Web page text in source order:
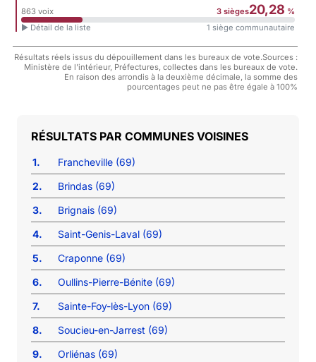
863 voix 3 sièges20,28 %
► Détail de la liste
1 siège communautaire
Résultats réels issus du dépouillement dans les bureaux de vote.Sources :
Ministère de l'intérieur, Préfectures, collectes dans les bureaux de vote.
En raison des arrondis à la deuxième décimale, la somme des
pourcentages peut ne pas être égale à 100%
COMMUNES VOISINES
1.
Francheville (69)
2.
Brindas (69)
3.
Brignais (69)
4.
Saint-Genis-Laval (69)
5.
Craponne (69)
6.
Oullins-Pierre-Bénite (69)
7.
Sainte-Foy-lès-Lyon (69)
8.
Soucieu-en-Jarrest (69)
9.
Orliénas (69)